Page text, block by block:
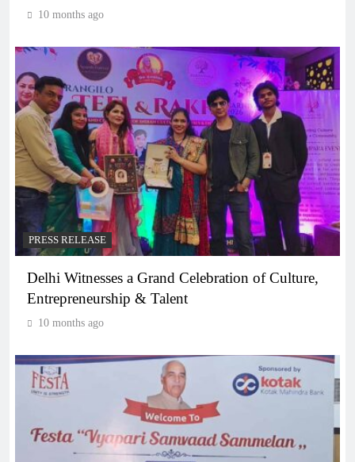
10 months ago
PRESS RELEASE
Delhi Witnesses a Grand Celebration of Culture,
Entrepreneurship & Talent
10 months ago